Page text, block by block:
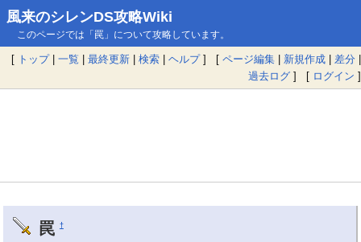
風来のシレンDS攻略Wiki
このページでは「罠」について攻略しています。
[ トップ| 一覧 | 最終更新 | 検索 | ヘルプ] [ ページ編集 | 新規作成 | 差分 |
過去ログ ] [ ログイン ]
罠 †